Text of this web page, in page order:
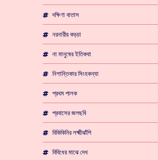
দক্ষিণা বাতাস
নরনারীর কড়চা
না মানুষের ইতিকথা
নিশান্তিকার সিংহকন্যা
প্রথম পালক
প্রবাসের জলছবি
বিকিকিনির লক্ষ্মীঝাঁপি
বিবিধের মাঝে দেখ